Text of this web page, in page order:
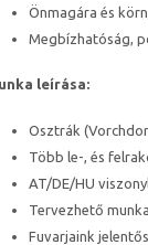
Önmagára és
Megbízhatóság,
leírása:
Osztrák
Több le-, és
AT/DE/HU
Tervezhető
Fuvarjaink